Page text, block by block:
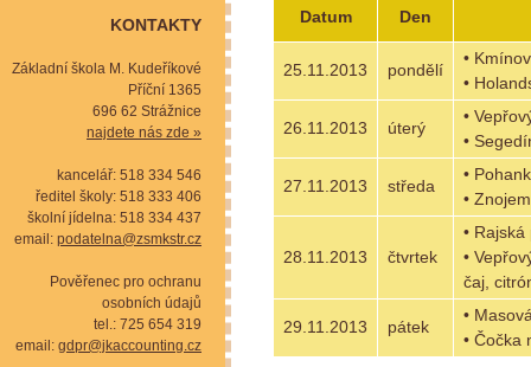
Datum Den
25.11.2013 pondělí
•
•
26.11.2013 úterý
•
•
27.11.2013 středa
•
•
28.11.2013 čtvrtek
•
•
čaj,
29.11.2013 pátek
•
• Čočka
KONTAKTY
Základní škola M. Kudeříkové
Příční 1365
696 62 Strážnice
najdete nás zde »
kancelář: 518 334 546
ředitel školy: 518 333 406
školní jídelna: 518 334 437
email: podatelna@zsmkstr.cz
Pověřenec pro ochranu
osobních údajů
tel.: 725 654 319
email: gdpr@jkaccounting.cz